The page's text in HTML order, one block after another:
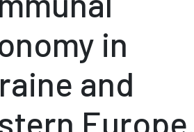
in
and
Europe.